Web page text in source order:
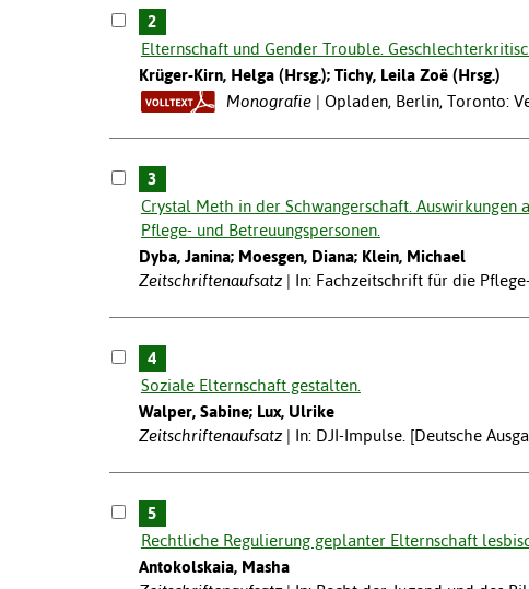
2
Elternschaft und Gender Trouble.
Krüger-Kirn, Helga (Hrsg.); Tichy, Leila Zoë (Hrsg.)
Monografie
Opladen, Berlin, Toronto:
3
Crystal Meth in der Schwangerschaft.
Pflege- und Betreuungspersonen.
Dyba, Janina; Moesgen, Diana; Klein, Michael
Zeitschriftenaufsatz
In: Fachzeitschrift für die
4
Soziale Elternschaft gestalten.
Walper, Sabine; Lux, Ulrike
Zeitschriftenaufsatz
In: DJI-Impulse. [Deutsche
5
Rechtliche Regulierung geplanter Elternschaft
Antokolskaia, Masha